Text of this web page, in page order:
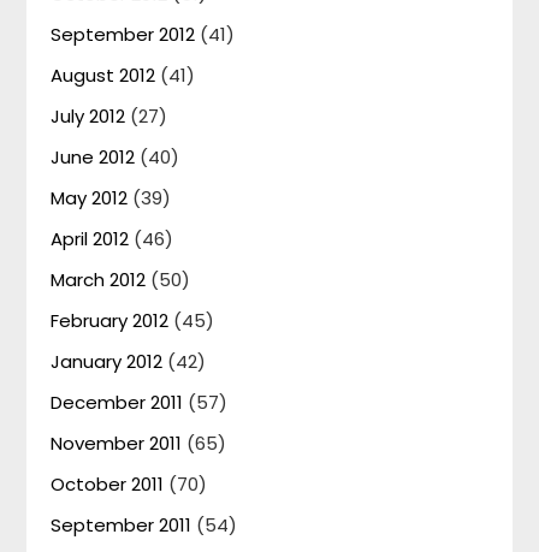
September 2012 (41)
August 2012 (41)
July 2012 (27)
June 2012 (40)
May 2012 (39)
April 2012 (46)
March 2012 (50)
February 2012 (45)
January 2012 (42)
December 2011 (57)
November 2011 (65)
October 2011 (70)
September 2011 (54)